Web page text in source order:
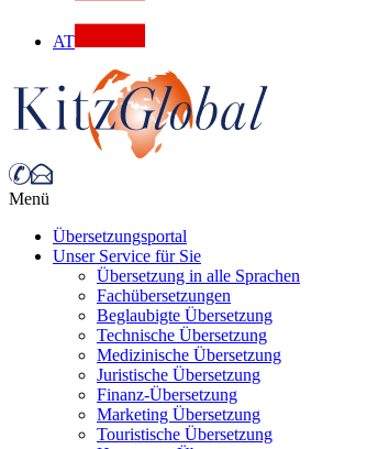
AT
Menü
Übersetzungsportal
Unser Service für Sie
Übersetzung in alle Sprachen
Fachübersetzungen
Beglaubigte Übersetzung
Technische Übersetzung
Medizinische Übersetzung
Juristische Übersetzung
Finanz-Übersetzung
Marketing Übersetzung
Touristische Übersetzung